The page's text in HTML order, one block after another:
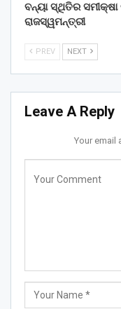
ବନ୍ୟା ସ୍ଥିତିର
ରାଜସ୍ୱମନ୍ତ୍ରୀ
PREV NEXT
Leave A Reply
Your email